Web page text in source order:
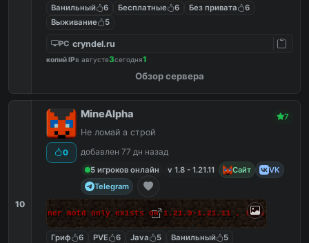
Ванильный 6 Бесплатные 6 Без привата
6
Выживание
5
PC cryndel.ru
копий IPв августе3сегодня1
Обзор сервера
10
0
MineAlpha 7
Не ломай а строй
добавлен 77 дн назад
5 игроков онлайн
v 1.8 - 1.21.11 Сайт
VK
Telegram
banner motd only exists on 1.21.9-1.21.11 , this
Гриф 6 PVE 6 Java 5 Ванильный 5